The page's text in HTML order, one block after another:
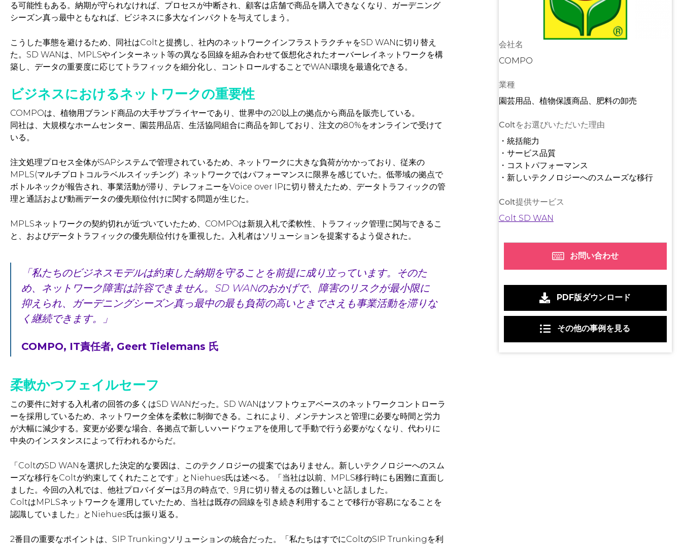
る可能性もある。納期が守られなければ、プロセスが中断され、顧客は店舗で商品を購入できなくなり、ガーデニング
シーズン真っ最中ともなれば、ビジネスに多大なインパクトを与えてしまう。
こうした事態を避けるため、同社はColtと提携し、社内のネットワークインフラストラクチャをSD WANに切り替え
た。SD WANは、MPLSやインターネット等の異なる回線を組み合わせて仮想化されたオーバーレイネットワークを構
築し、データの重要度に応じてトラフィックを細分化し、コントロールすることでWAN環境を最適化できる。
ビジネスにおけるネットワークの重要性
COMPOは、植物用ブランド商品の大手サプライヤーであり、世界中の20以上の拠点から商品を販売している。
同社は、大規模なホームセンター、園芸用品店、生活協同組合に商品を卸しており、注文の80%をオンラインで受けて
いる。
注文処理プロセス全体がSAPシステムで管理されているため、ネットワークに大きな負荷がかかっており、従来の
MPLS(マルチプロトコルラベルスイッチング）ネットワークではパフォーマンスに限界を感じていた。低帯域の拠点で
ボトルネックが報告され、事業活動が滞り、テレフォニーをVoice over IPに切り替えたため、データトラフィックの管
理と通話および動画データの優先順位付けに関する問題が生じた。
MPLSネットワークの契約切れが近づいていたため、COMPOは新規入札で柔軟性、トラフィック管理に関与できるこ
と、およびデータトラフィックの優先順位付けを重視した。入札者はソリューションを提案するよう促された。
「私たちのビジネスモデルは約束した納期を守ることを前提に成り立っています。そのた
め、ネットワーク障害は許容できません。SD WANのおかげで、障害のリスクが最小限に
抑えられ、ガーデニングシーズン真っ最中の最も負荷の高いときでさえも事業活動を滞りな
く継続できます。」
COMPO, IT責任者, Geert Tielemans 氏
柔軟かつフェイルセーフ
この要件に対する入札者の回答の多くはSD WANだった。SD WANはソフトウェアベースのネットワークコントローラ
ーを採用しているため、ネットワーク全体を柔軟に制御できる。これにより、メンテナンスと管理に必要な時間と労力
が大幅に減少する。変更が必要な場合、各拠点で新しいハードウェアを使用して手動で行う必要がなくなり、代わりに
中央のインスタンスによって行われるからだ。
「ColtのSD WANを選択した決定的な要因は、このテクノロジーの提案ではありません。新しいテクノロジーへのスム
ーズな移行をColtが約束してくれたことです」とNiehues氏は述べる。「当社は以前、MPLS移行時にも困難に直面し
ました。今回の入札では、他社プロバイダーは3月の時点で、9月に切り替えるのは難しいと話しました。
ColtはMPLSネットワークを運用していたため、当社は既存の回線を引き続き利用することで移行が容易になることを
認識していました」とNiehues氏は振り返る。
2番目の重要なポイントは、SIP Trunkingソリューションの統合だった。「私たちはすでにColtのSIP Trunkingを利
会社名
COMPO
業種
園芸用品、植物保護商品、肥料の卸売
Coltをお選びいただいた理由
・統括能力
・サービス品質
・コストパフォーマンス
・新しいテクノロジーへのスムーズな移行
Colt提供サービス
Colt SD WAN
お問い合わせ
PDF版ダウンロード
その他の事例を見る